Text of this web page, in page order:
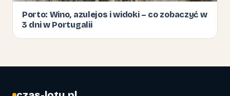
Porto: Wino, azulejos i widoki – co zobaczyć w
3 dni w Portugalii